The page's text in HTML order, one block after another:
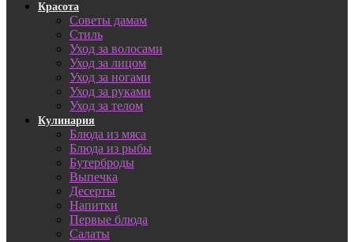
Красота
Советы дамам
Стиль
Уход за волосами
Уход за лицом
Уход за ногами
Уход за руками
Уход за телом
Кулинария
Блюда из мяса
Блюда из рыбы
Бутерброды
Выпечка
Десерты
Напитки
Первые блюда
Салаты